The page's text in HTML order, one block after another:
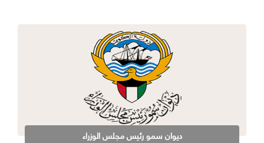
ديوان سمو رئيس مجلس الوزراء